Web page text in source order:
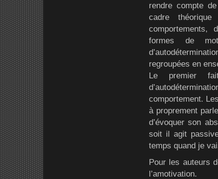
rendre compte
cadre
comportements,
formes de
regroupées en
Le premier
comportement.
à proprement
d’évoquer son
soit il agit
temps quand je
Pour les auteurs
l’amotivation.